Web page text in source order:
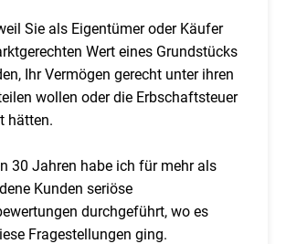
Sie als Eigentümer oder Käufer
Wert eines Grundstücks
Ihr Vermögen gerecht unter ihren
wollen oder die Erbschaftsteuer
hätten.
30 Jahren habe ich für mehr als
Kunden seriöse
durchgeführt, wo es
Fragestellungen ging.